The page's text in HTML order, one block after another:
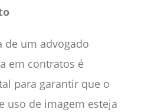
de um advogado
em contratos é
para garantir que o
uso de imagem esteja